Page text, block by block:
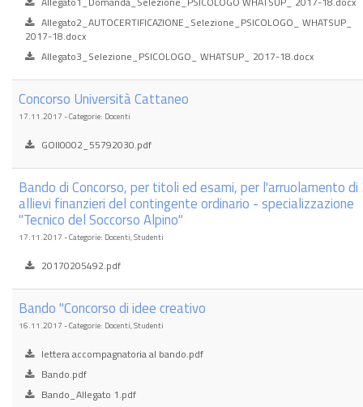
Allegato2_AUTOCERTIFICAZIONE_Selezione_PSICOLOGO_ WHATSUP_
2017-18.docx
Allegato3_Selezione_PSICOLOGO_ WHATSUP_ 2017-18.docx
Concorso Università Cattaneo
17.11.2017 - Categorie: Docenti
GOII0002_55792030.pdf
Bando di Concorso, per titoli ed esami, per l'arruolamento di
allievi finanzieri del contingente ordinario - specializzazione
"Tecnico del Soccorso Alpino"
17.11.2017 - Categorie: Docenti, Studenti
20170205492.pdf
Bando "Concorso di idee creativo
16.11.2017 - Categorie: Docenti, Studenti
lettera accompagnatoria al bando.pdf
Bando.pdf
Bando_Allegato 1.pdf